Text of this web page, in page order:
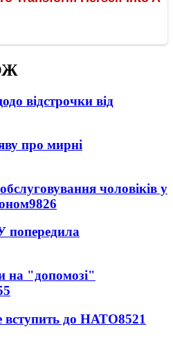
відстрочки від
про мирні
чоловіків у
9826
попередила
"допомозі"
вступить до НАТО8521